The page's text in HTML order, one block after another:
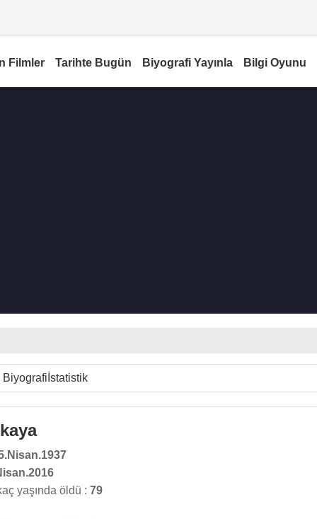
Filmler Tarihte Bugün Biyografi Yayınla Bilgi Oyunu
Biyografi İstatistik
yaşında öldü : 79